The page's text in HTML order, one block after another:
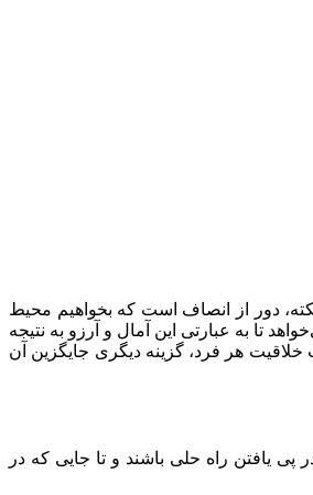
دور از انصاف است که بخواهیم محیط
تا به عبارتی این آمال و آرزو به نتیجه
هر فرد، گزینه دیگری جایگزین آن
یافتن راه حلی باشند و تا جایی که در